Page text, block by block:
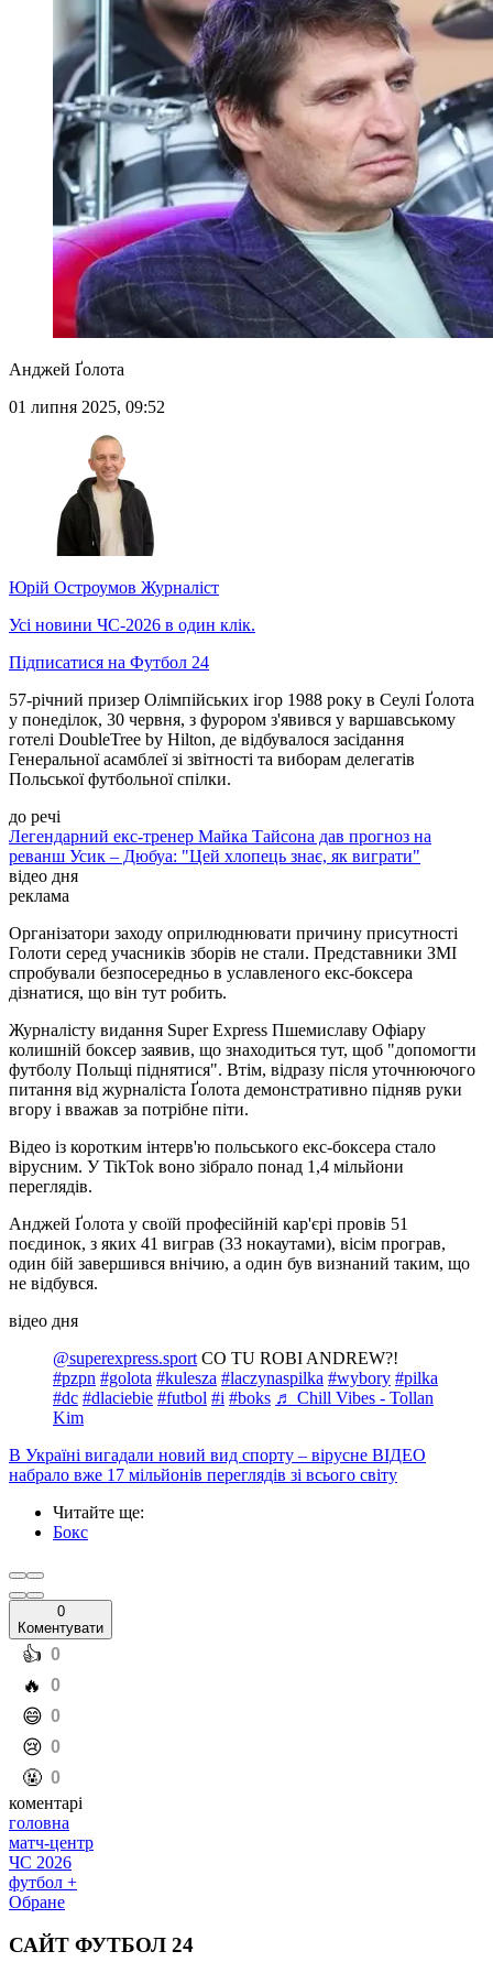
Анджей Ґолота
01 липня 2025, 09:52
Юрій Остроумов Журналіст
Усі новини ЧС-2026 в один клік.
Підписатися на Футбол 24
57-річний призер Олімпійських ігор 1988 року в Сеулі Ґолота
у понеділок, 30 червня, з фурором з'явився у варшавському
готелі DoubleTree by Hilton, де відбувалося засідання
Генеральної асамблеї зі звітності та виборам делегатів
Польської футбольної спілки.
до речі
Легендарний екс-тренер Майка Тайсона дав прогноз на
реванш Усик – Дюбуа: "Цей хлопець знає, як виграти"
відео дня
реклама
Організатори заходу оприлюднювати причину присутності
Голоти серед учасників зборів не стали. Представники ЗМІ
спробували безпосередньо в уславленого екс-боксера
дізнатися, що він тут робить.
Журналісту видання Super Express Пшемиславу Офіару
колишній боксер заявив, що знаходиться тут, щоб "допомогти
футболу Польщі піднятися". Втім, відразу після уточнюючого
питання від журналіста Ґолота демонстративно підняв руки
вгору і вважав за потрібне піти.
Відео із коротким інтерв'ю польського екс-боксера стало
вірусним. У TikTok воно зібрало понад 1,4 мільйони
переглядів.
Анджей Ґолота у своїй професійній кар'єрі провів 51
поєдинок, з яких 41 виграв (33 нокаутами), вісім програв,
один бій завершився внічию, а один був визнаний таким, що
не відбувся.
відео дня
@superexpress.sportCO TU ROBI ANDREW?!
#pzpn #golota #kulesza #laczynaspilka #wybory #pilka
#dc #dlaciebie #futbol #i #boks ♬ Chill Vibes - Tollan
Kim
В Україні вигадали новий вид спорту – вірусне ВІДЕО
набрало вже 17 мільйонів переглядів зі всього світу
Читайте ще:
Бокс
0
Коментувати
️👍 0
️🔥 0
️😄 0
️😢 0
️🤬 0
коментарі
головна
матч-центр
ЧС 2026
футбол +
Обране
САЙТ ФУТБОЛ 24